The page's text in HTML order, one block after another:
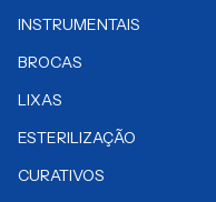
INSTRUMENTAIS
BROCAS
LIXAS
ESTERILIZAÇÃO
CURATIVOS